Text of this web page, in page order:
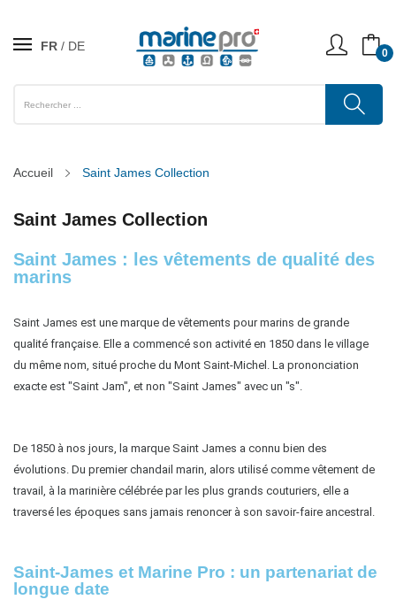
FR DE 0
Accueil Saint James Collection
Saint James Collection
Saint James : les vêtements de qualité des
marins
Saint James est une marque de vêtements pour marins de grande
qualité française. Elle a commencé son activité en 1850 dans le village
du même nom, situé proche du Mont Saint-Michel. La prononciation
exacte est "Saint Jam", et non "Saint James" avec un "s".
De 1850 à nos jours, la marque Saint James a connu bien des
évolutions. Du premier chandail marin, alors utilisé comme vêtement de
travail, à la marinière célébrée par les plus grands couturiers, elle a
traversé les époques sans jamais renoncer à son savoir-faire ancestral.
Saint-James et Marine Pro : un partenariat de
longue date